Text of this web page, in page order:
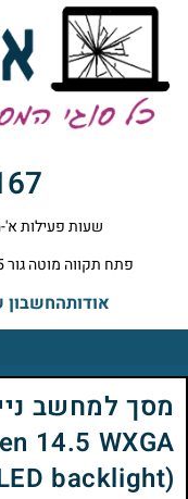
שעות פעילות א'-ה' 10:00-19:00 שישי
פתח תקווה מוטה גור 5 קומה ראשונה ימינה מהמעלית עד הסוף
אודותהחשבון
14.5 WXGA
backlight)